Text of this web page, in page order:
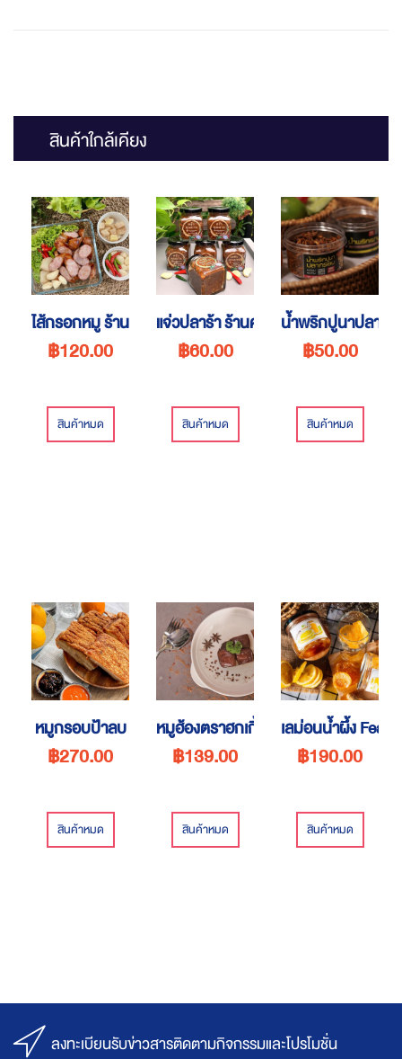
สินค้าใกล้เคียง
ไส้กรอกหมู ร้านครัวคุณยาย
฿120.00
สินค้าหมด
แจ่วปลาร้า ร้านครัวคุณยาย
฿60.00
สินค้าหมด
น้ำพริกปูนาปลาก
฿50.00
สินค้าหมด
หมูกรอบป้าลบ
฿270.00
สินค้าหมด
หมูฮ้องตราฮกเกี้ยน
฿139.00
สินค้าหมด
เลม่อนน้ำผึ้ง
฿190.00
สินค้าหมด
ลงทะเบียนรับข่าวสารติดตามกิจกรรมและโปรโมชั่น